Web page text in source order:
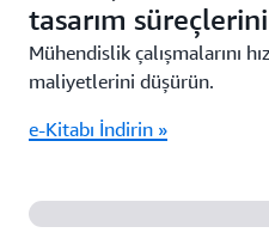
tasarım
Mühendislik çalışmalarını
maliyetlerini düşürün.
e-Kitabı İndirin »